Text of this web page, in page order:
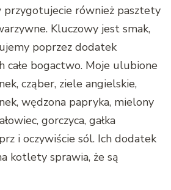
przygotujecie również pasztety
Kluczowy jest smak,
poprzez dodatek
całe bogactwo. Moje ulubione
cząber, ziele angielskie,
wędzona papryka, mielony
gorczyca, gałka
i oczywiście sól. Ich dodatek
kotlety sprawia, że są